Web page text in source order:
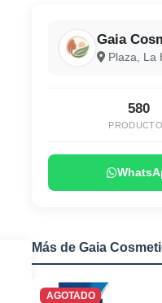
Gaia
Plaza, La
580
Más de Gaia
AGOTADO